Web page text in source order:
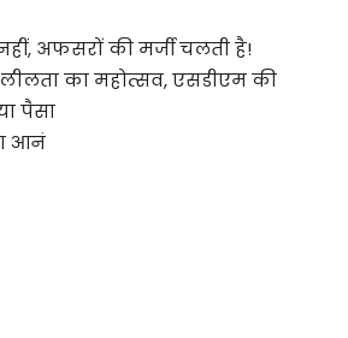
अफसरों की मर्जी चलती है!
का महोत्सव, एसडीएम की
पैसा
आनं